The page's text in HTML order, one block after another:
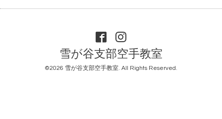
雪が谷支部空手教室
©2026 雪が谷支部空手教室. All Rights Reserved.